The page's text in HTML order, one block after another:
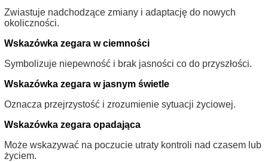
Zwiastuje nadchodzące zmiany i adaptację do nowych
okoliczności.
Wskazówka zegara w ciemności
Symbolizuje niepewność i brak jasności co do przyszłości.
Wskazówka zegara w jasnym świetle
Oznacza przejrzystość i zrozumienie sytuacji życiowej.
Wskazówka zegara opadająca
Może wskazywać na poczucie utraty kontroli nad czasem lub
życiem.